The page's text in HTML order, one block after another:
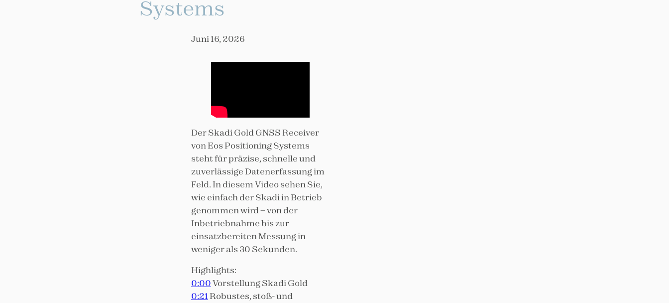
Systems
Juni 16, 2026
Der Skadi Gold GNSS Receiver
von Eos Positioning Systems
steht für präzise, schnelle und
zuverlässige Datenerfassung im
Feld. In diesem Video sehen Sie,
wie einfach der Skadi in Betrieb
genommen wird – von der
Inbetriebnahme bis zur
einsatzbereiten Messung in
weniger als 30 Sekunden.
Highlights:
0:00Vorstellung Skadi Gold
0:21Robustes, stoß- und